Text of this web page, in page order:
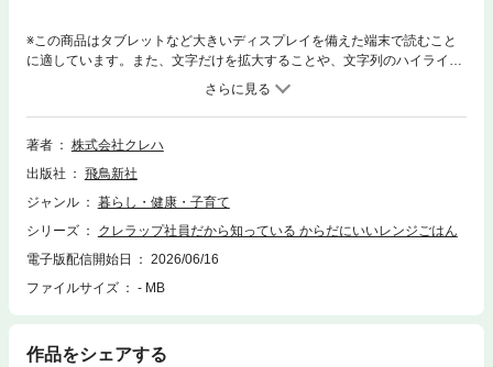
※この商品はタブレットなど大きいディスプレイを備えた端末で読むこと
に適しています。また、文字だけを拡大することや、文字列のハイライ
ト、検索、辞書の参照、引用などの機能が使用できません。今年もやって
来る〝暑すぎ〟酷暑問題に役立ち間違いなしの「火を使わない」時短・簡
単レンチンレシピの決定版！日本テレビ『ヒルナンデス』、TBS『THE TI
ME,』、フジ『ノンストップ！』…テレビ番組で続々紹介され３万部突破
「からだにもおいしいごはん」。レンジ１台で完結の「煮る」「蒸す」
「炒める」「和える」101品全レシピにひと目でわかる「カロリー」「た
ん、「火を使わないから安心、安全！」とシニアやそのご家族からも大好
評の一冊。（目次）●Part 1 レンチンでラクラク！簡単メインおかず・鶏
肉のおかず・豚肉のおかず・牛肉・ひき肉のおかず・魚介のおかず・卵の
おかず・厚揚げ・豆腐のおかず・便利な〝下味冷凍〟おかず……etc.●Part
しとうとちくわのカレー炒め風・ピーマンのくたくた煮・ピリ辛冷製な
著者
株式会社クレハ
出版社
飛鳥新社
ジャンル
暮らし・健康・子育て
シリーズ
クレラップ社員だから知っている からだにいいレンジごはん
電子版配信開始日
2026/06/16
ファイルサイズ
- MB
作品をシェアする